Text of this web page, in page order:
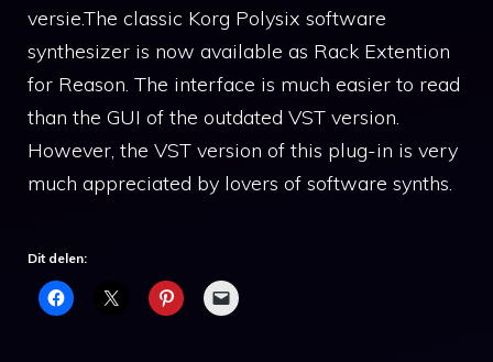
versie.The classic Korg Polysix software
synthesizer is now available as Rack Extention
for Reason. The interface is much easier to read
than the GUI of the outdated VST version.
However, the VST version of this plug-in is very
much appreciated by lovers of software synths.
Dit delen: